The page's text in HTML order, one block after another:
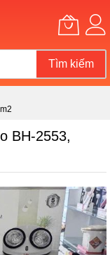
Tìm kiếm
BH-2553,